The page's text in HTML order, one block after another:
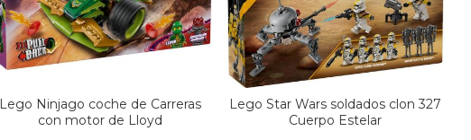
Lego Ninjago coche de Carreras
con motor de Lloyd
Lego Star Wars soldados clon 327
Cuerpo Estelar